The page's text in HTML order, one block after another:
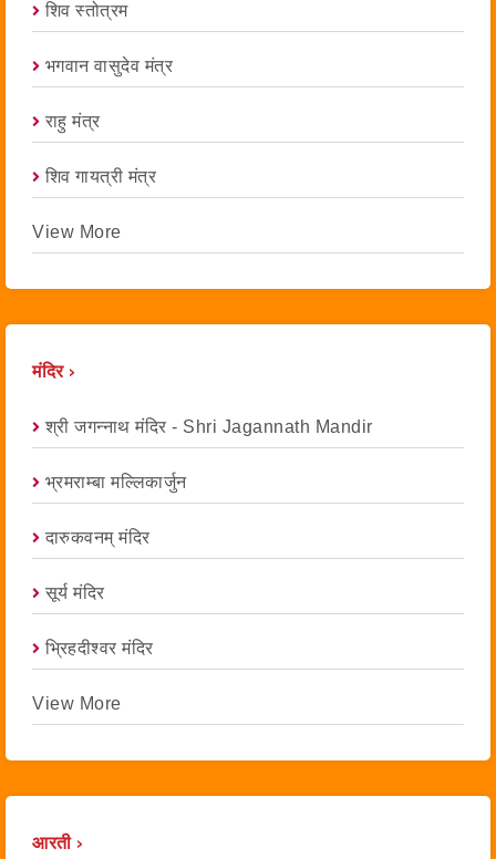
शिव स्तोत्रम
भगवान वासुदेव मंत्र
राहु मंत्र
शिव गायत्री मंत्र
View More
मंदिर ›
श्री जगन्नाथ मंदिर - Shri Jagannath Mandir
भ्रमराम्बा मल्लिकार्जुन
दारुकवनम् मंदिर
सूर्य मंदिर
भ्रिहदीश्वर मंदिर
View More
आरती ›